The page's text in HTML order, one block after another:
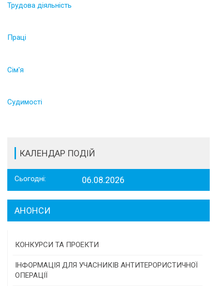
Трудова діяльність
Праці
Сім'я
Судимості
КАЛЕНДАР ПОДІЙ
Сьогодні: 06.08.2026
АНОНСИ
КОНКУРСИ ТА ПРОЕКТИ
Конкурс проектів та програм місцевого
самоврядування
ІНФОРМАЦІЯ ДЛЯ УЧАСНИКІВ АНТИТЕРОРИСТИЧНОЇ
ОПЕРАЦІЇ